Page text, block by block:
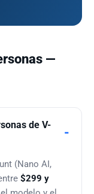
—
de V-
(Nano AI,
$299 y